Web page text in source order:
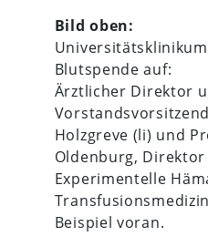
Bild oben:
Blutspende auf:
Ärztlicher Direktor
Holzgreve (li) und
Oldenburg,
Experimentelle
Beispiel voran.